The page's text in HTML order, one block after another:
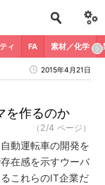
ィ FA 素材／化学
2015年4月21日
を作るのか
（2/4 ページ）
動運転車の開発を
在感を示すウーバ
これらのIT企業だ